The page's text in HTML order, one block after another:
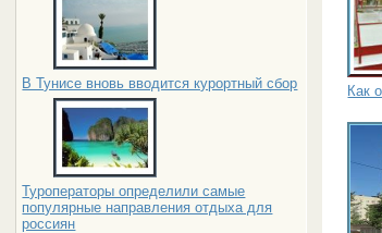
В Тунисе вновь вводится курортный сбор
Туроператоры определили самые
популярные направления отдыха для
россиян
Как